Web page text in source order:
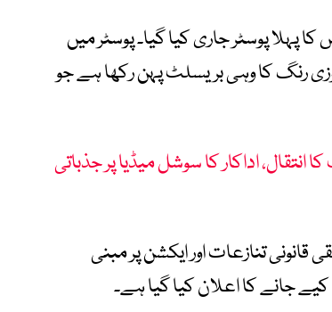
پوسٹر جاری کیا گیا۔ پوسٹر میں
رنگ کا وہی بریسلٹ پہن رکھا ہے جو
دوست کا انتقال، اداکار کا سوشل میڈیا پر جذباتی
قانونی تنازعات اور ایکشن پر مبنی